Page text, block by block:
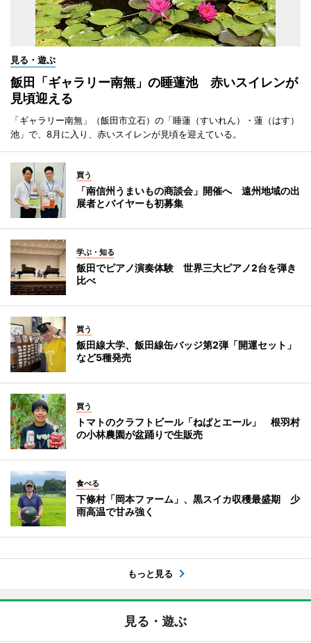
見る・遊ぶ
飯田「ギャラリー南無」の睡蓮池 赤いスイレンが
見頃迎える
「ギャラリー南無」（飯田市立石）の「睡蓮（すいれん）・蓮（はす）
池」で、8月に入り、赤いスイレンが見頃を迎えている。
買う
「南信州うまいもの商談会」開催へ 遠州地域の出
展者とバイヤーも初募集
学ぶ・知る
飯田でピアノ演奏体験 世界三大ピアノ2台を弾き
比べ
買う
飯田線大学、飯田線缶バッジ第2弾「開運セット」
など5種発売
買う
トマトのクラフトビール「ねばとエール」 根羽村
の小林農園が盆踊りで生販売
食べる
下條村「岡本ファーム」、黒スイカ収穫最盛期 少
雨高温で甘み強く
もっと見る
見る・遊ぶ